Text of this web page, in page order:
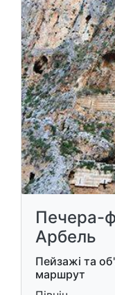
Печера-
Арбель
Пейзажі та
маршрут